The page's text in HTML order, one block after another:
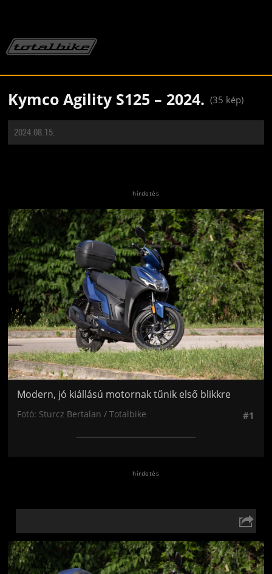
Kymco Agility S125 – 2024. (35 kép)
2024.08.15.
Jön még kép!
Modern, jó kiállású motornak tűnik első blikkre
Fotó: Sturcz Bertalan / Totalbike #1
Jön még kép!